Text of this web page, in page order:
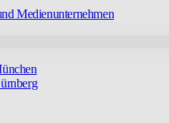
Medienunternehmen